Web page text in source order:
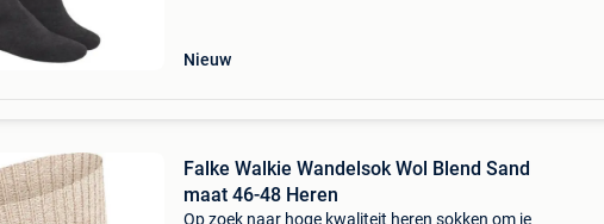
Nieuw
Falke Walkie Wandelsok Wol Blend Sand
maat 46-48 Heren
Op zoek naar hoge kwaliteit heren sokken om je